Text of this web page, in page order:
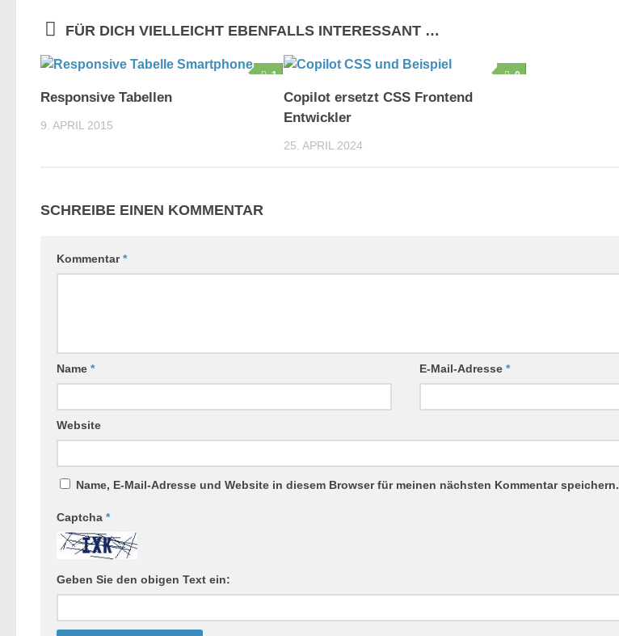
FÜR DICH VIELLEICHT EBENFALLS INTERESSANT …
1
Responsive Tabellen
9. APRIL 2015
0
Copilot ersetzt CSS Frontend
Entwickler
25. APRIL 2024
SCHREIBE EINEN KOMMENTAR
Kommentar*
Name * E-Mail-Adresse*
Website
Name, E-Mail-Adresse und Website in diesem Browser für meinen nächsten Kommentar speichern.
Captcha *
Geben Sie den obigen Text ein: